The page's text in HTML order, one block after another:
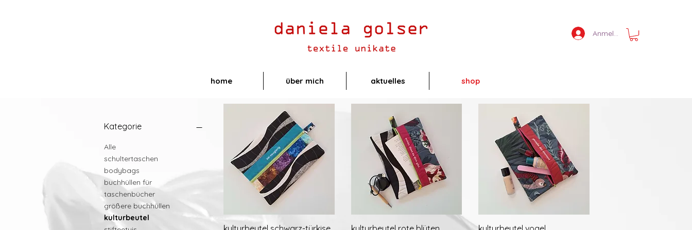
Anmelden
home über mich aktuelles shop
Kategorie
Alle
schultertaschen
bodybags
buchhüllen für
taschenbücher
größere buchhüllen
kulturbeutel
Schnellansicht Schnellansicht Schnellansicht